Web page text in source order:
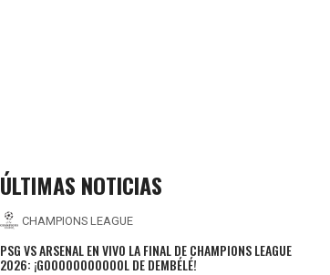
ÚLTIMAS NOTICIAS
CHAMPIONS LEAGUE
PSG VS ARSENAL EN VIVO LA FINAL DE CHAMPIONS LEAGUE
2026: ¡GOOOOOOOOOOOL DE DEMBÉLÉ!